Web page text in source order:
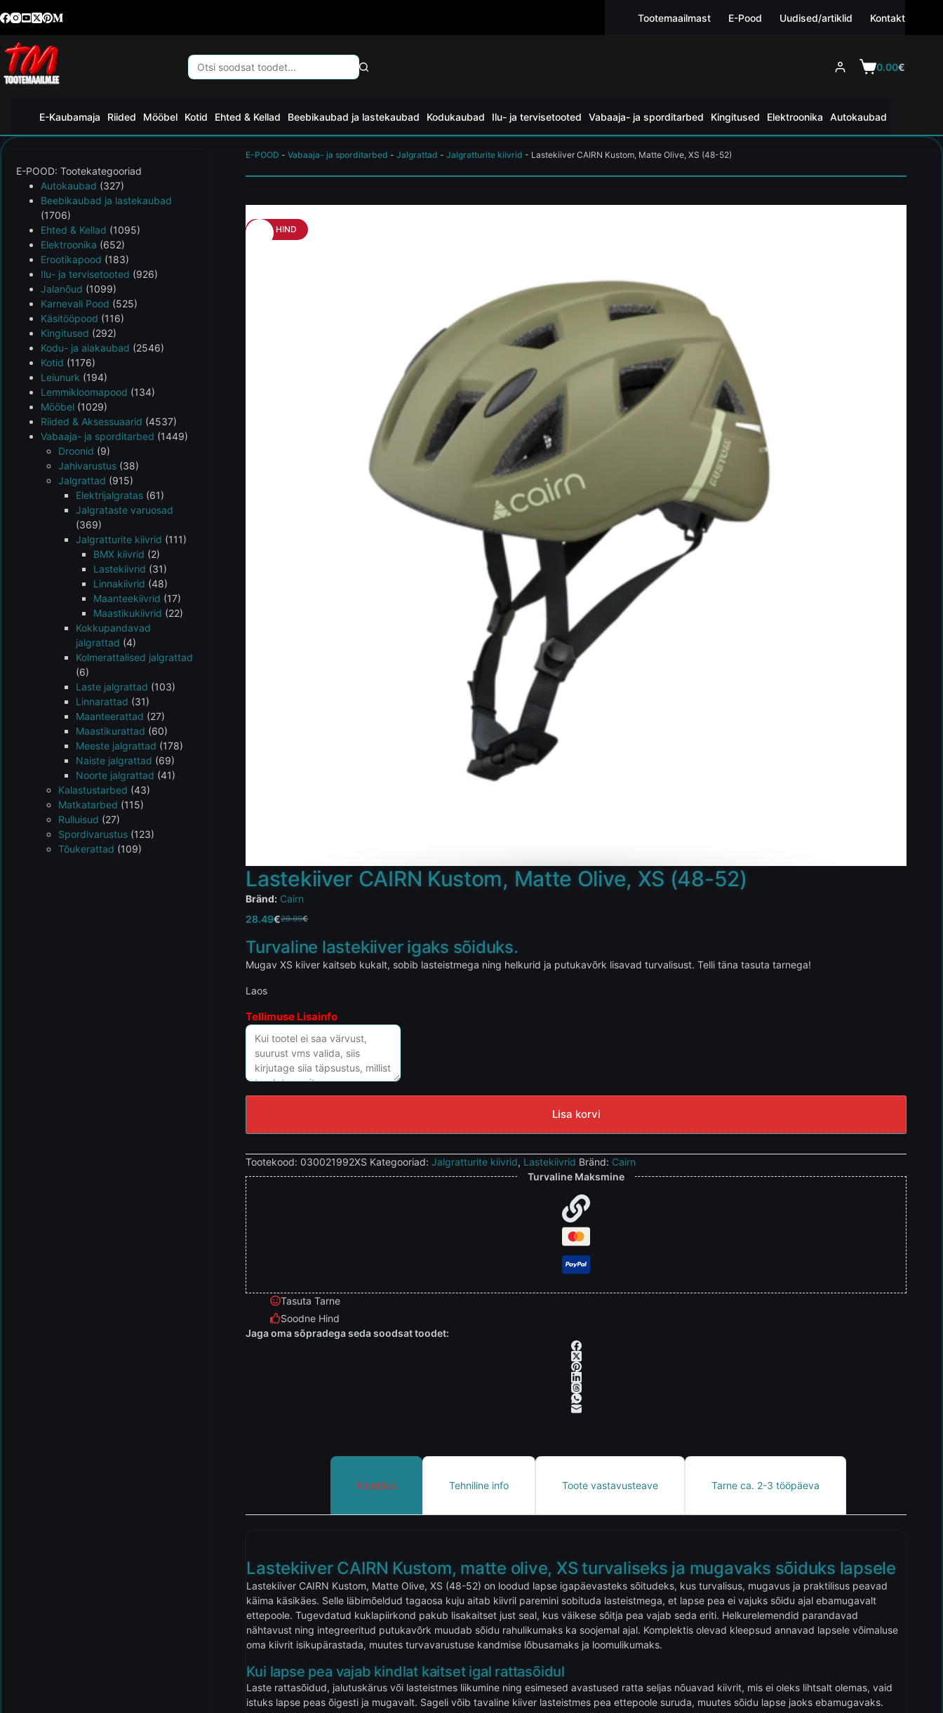
Tootemaailmast E-Pood Uudised/artiklid Kontakt
0.00€
E-Kaubamaja Riided Mööbel Kotid Ehted & Kellad Beebikaubad ja lastekaubad Kodukaubad Ilu- ja tervisetooted Vabaaja- ja sporditarbed Kingitused Elektroonika Autokaubad
E-POOD -Vabaaja- ja sporditarbed -Jalgrattad -Jalgratturite kiivrid - Lastekiiver CAIRN Kustom, Matte Olive, XS (48-52)
HEA HIND
Lastekiiver CAIRN Kustom, Matte Olive, XS (48-52)
Bränd: Cairn
29.99€
28.49€
Turvaline lastekiiver igaks sõiduks.
Mugav XS kiiver kaitseb kukalt, sobib lasteistmega ning helkurid ja putukavõrk lisavad turvalisust. Telli täna tasuta tarnega!
Laos
Tellimuse Lisainfo
Lisa korvi
Tootekood: 030021992XS Kategooriad:Jalgratturite kiivrid, Lastekiivrid Bränd: Cairn
Turvaline Maksmine
Tasuta Tarne
Soodne Hind
Jaga oma sõpradega seda soodsat toodet:
Kirjeldus Tehniline info Toote vastavusteave Tarne ca. 2-3 tööpäeva
Lastekiiver CAIRN Kustom, matte olive, XS turvaliseks ja mugavaks sõiduks lapsele
Lastekiiver CAIRN Kustom, Matte Olive, XS (48-52) on loodud lapse igapäevasteks sõitudeks, kus turvalisus, mugavus ja praktilisus peavad
käima käsikäes. Selle läbimõeldud tagaosa kuju aitab kiivril paremini sobituda lasteistmega, et lapse pea ei vajuks sõidu ajal ebamugavalt
ettepoole. Tugevdatud kuklapiirkond pakub lisakaitset just seal, kus väikese sõitja pea vajab seda eriti. Helkurelemendid parandavad
nähtavust ning integreeritud putukavõrk muudab sõidu rahulikumaks ka soojemal ajal. Komplektis olevad kleepsud annavad lapsele võimaluse
oma kiivrit isikupärastada, muutes turvavarustuse kandmise lõbusamaks ja loomulikumaks.
Kui lapse pea vajab kindlat kaitset igal rattasõidul
Laste rattasõidud, jalutuskärus või lasteistmes liikumine ning esimesed avastused ratta seljas nõuavad kiivrit, mis ei oleks lihtsalt olemas, vaid
istuks lapse peas õigesti ja mugavalt. Sageli võib tavaline kiiver lasteistmes pea ettepoole suruda, muutes sõidu lapse jaoks ebamugavaks.
E-POOD: Tootekategooriad
Autokaubad (327)
Beebikaubad ja lastekaubad
(1706)
Ehted & Kellad (1095)
Elektroonika (652)
Erootikapood (183)
Ilu- ja tervisetooted (926)
Jalanõud (1099)
Karnevali Pood (525)
Käsitööpood (116)
Kingitused (292)
Kodu- ja aiakaubad (2546)
Kotid (1176)
Leiunurk (194)
Lemmikloomapood (134)
Mööbel (1029)
Riided & Aksessuaarid (4537)
Vabaaja- ja sporditarbed (1449)
Droonid (9)
Jahivarustus (38)
Jalgrattad (915)
Elektrijalgratas (61)
Jalgrataste varuosad
(369)
Jalgratturite kiivrid (111)
BMX kiivrid (2)
Lastekiivrid (31)
Linnakiivrid (48)
Maanteekiivrid (17)
Maastikukiivrid (22)
Kokkupandavad
jalgrattad (4)
Kolmerattalised jalgrattad
(6)
Laste jalgrattad (103)
Linnarattad (31)
Maanteerattad (27)
Maastikurattad (60)
Meeste jalgrattad (178)
Naiste jalgrattad (69)
Noorte jalgrattad (41)
Kalastustarbed (43)
Matkatarbed (115)
Rulluisud (27)
Spordivarustus (123)
Tõukerattad (109)